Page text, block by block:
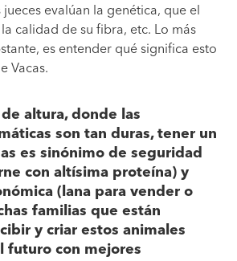
jueces evalúan la genética, que el
calidad de su fibra, etc. Lo más
es entender qué significa esto
Vacas.
altura, donde las
son tan duras, tener un
es sinónimo de seguridad
con altísima proteína) y
(lana para vender o
familias que están
y criar estos animales
futuro con mejores